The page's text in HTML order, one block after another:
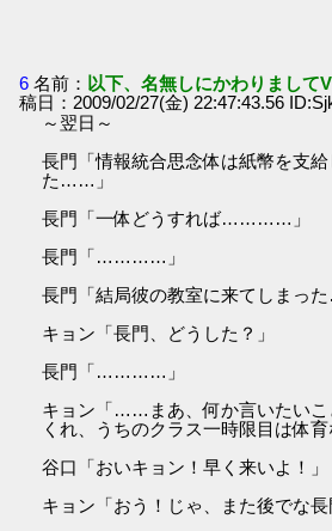
6 名前： 以下、名無しにかわりまして
稿日：2009/02/27(金) 22:47:43.56
～翌日～
長門「情報統合思念体は紙幣を支
た……」
長門「一体どうすれば…………」
長門「…………」
長門「結局彼の教室に来てしまっ
キョン「長門、どうした？」
長門「…………」
キョン「……まあ、何か言いたいこ
くれ、うちのクラス一時限目は体育
谷口「おいキョン！早く来いよ！」
キョン「おう！じゃ、また後でな長